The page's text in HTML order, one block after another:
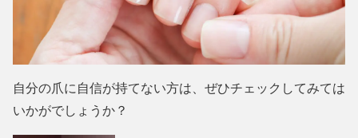
自分の爪に自信が持てない方は、ぜひチェックしてみては
いかがでしょうか？